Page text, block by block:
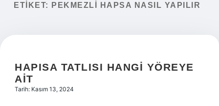
Yasal Uyarı
ETIKET: PEKMEZLI HAPSA NASIL YAPILIR
HAPISA TATLISI HANGI YÖREYE
AIT
Tarih: Kasım 13, 2024